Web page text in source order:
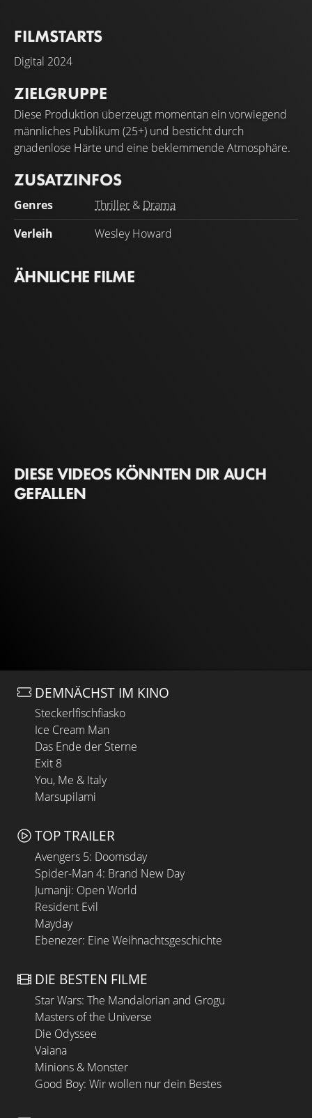
FILMSTARTS
Digital 2024
ZIELGRUPPE
Diese Produktion überzeugt momentan ein vorwiegend
männliches Publikum (25+) und besticht durch
gnadenlose Härte und eine beklemmende Atmosphäre.
ZUSATZINFOS
Genres Thriller & Drama
Verleih
Wesley Howard
ÄHNLICHE FILME
DIESE VIDEOS KÖNNTEN DIR AUCH
GEFALLEN
DEMNÄCHST IM KINO
Steckerlfischfiasko
Ice Cream Man
Das Ende der Sterne
Exit 8
You, Me & Italy
Marsupilami
TOP TRAILER
Avengers 5: Doomsday
Spider-Man 4: Brand New Day
Jumanji: Open World
Resident Evil
Mayday
Ebenezer: Eine Weihnachtsgeschichte
DIE BESTEN FILME
Star Wars: The Mandalorian and Grogu
Masters of the Universe
Die Odyssee
Vaiana
Minions & Monster
Good Boy: Wir wollen nur dein Bestes